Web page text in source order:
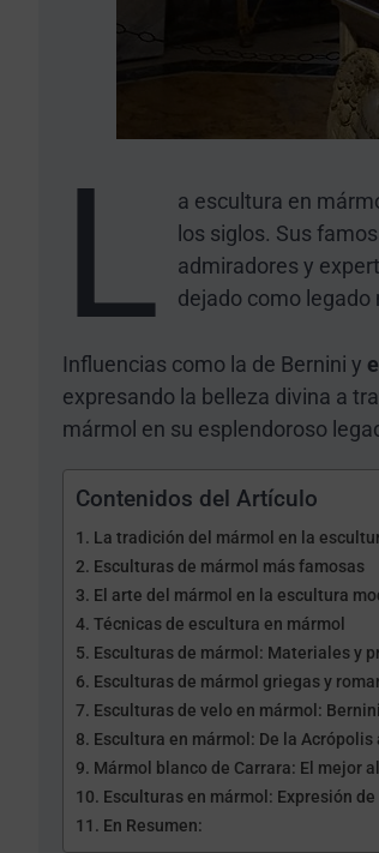
L a escultura en
los siglos. Sus
admiradores y
dejado como
Influencias como la de Bernini y
expresando la belleza divina a
mármol en su esplendoroso
Contenidos del Artículo
La tradición del mármol en la
Esculturas de mármol más famosas
El arte del mármol en la escultura
Técnicas de escultura en mármol
Esculturas de mármol: Materiales y
Esculturas de mármol griegas y
Esculturas de velo en mármol:
Escultura en mármol: De la Acrópolis
Mármol blanco de Carrara: El mejor
Esculturas en mármol: Expresión de
En Resumen: